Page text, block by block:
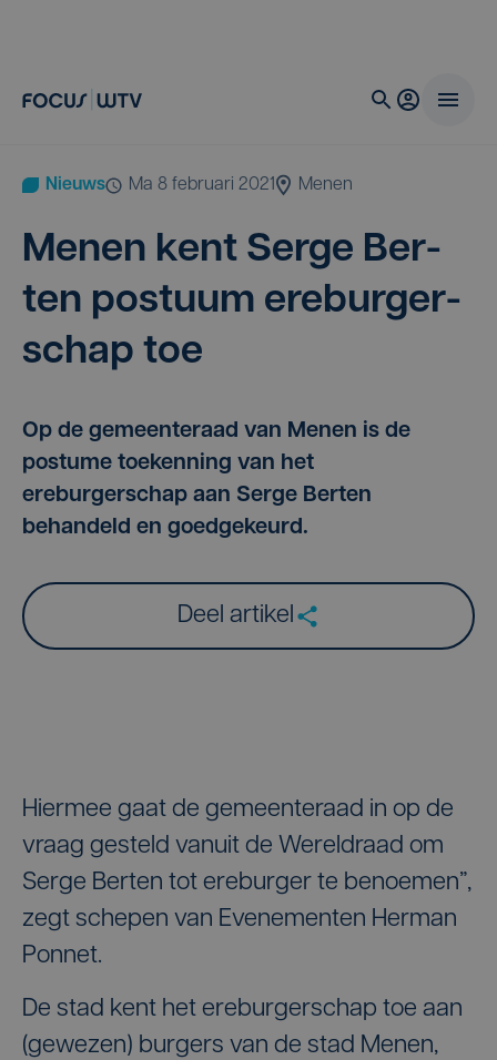
Nieuws ma 8 februari 2021 Menen
Menen kent Ser­ge Ber­
ten pos­tuum ere­bur­ger­
schap toe
Op de gemeenteraad van Menen is de
postume toekenning van het
ereburgerschap aan Serge Berten
behandeld en goedgekeurd.
Deel artikel
Hiermee gaat de gemeenteraad in op de
vraag gesteld vanuit de Wereldraad om
Serge Berten tot ereburger te benoemen”,
zegt schepen van Evenementen Herman
Ponnet.
De stad kent het ereburgerschap toe aan
(gewezen) burgers van de stad Menen,